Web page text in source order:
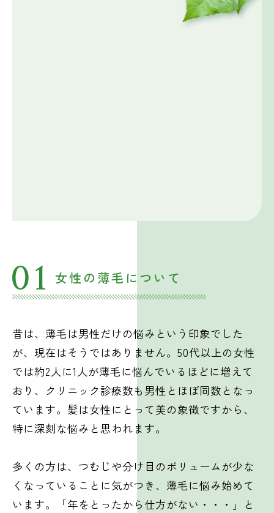
女性の薄毛について
昔は、薄毛は男性だけの悩みという印象でした
が、現在はそうではありません。50代以上の女性
では約2人に1人が薄毛に悩んでいるほどに増えて
おり、クリニック診療数も男性とほぼ同数となっ
ています。髪は女性にとって美の象徴ですから、
特に深刻な悩みと思われます。
多くの方は、つむじや分け目のボリュームが少な
くなっていることに気がつき、薄毛に悩み始めて
います。「年をとったから仕方がない・・・」と